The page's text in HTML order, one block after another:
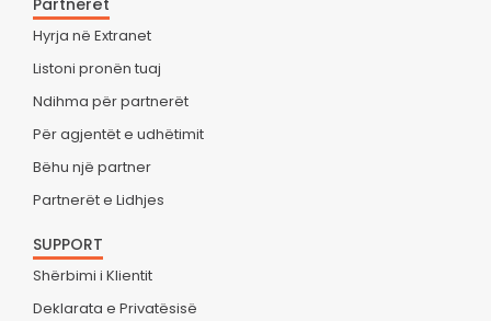
Partnerët
Hyrja në Extranet
Listoni pronën tuaj
Ndihma për partnerët
Për agjentët e udhëtimit
Bëhu një partner
Partnerët e Lidhjes
SUPPORT
Shërbimi i Klientit
Deklarata e Privatësisë